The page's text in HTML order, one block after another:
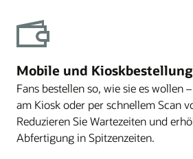
umsetzbaren Erkenntnisse, die
Veranstaltung zu optimieren, den
Mobile und Kioskbestellung
Fans bestellen so, wie sie es wollen
am Kiosk oder per schnellem Scan
Reduzieren Sie Wartezeiten und
Abfertigung in Spitzenzeiten.